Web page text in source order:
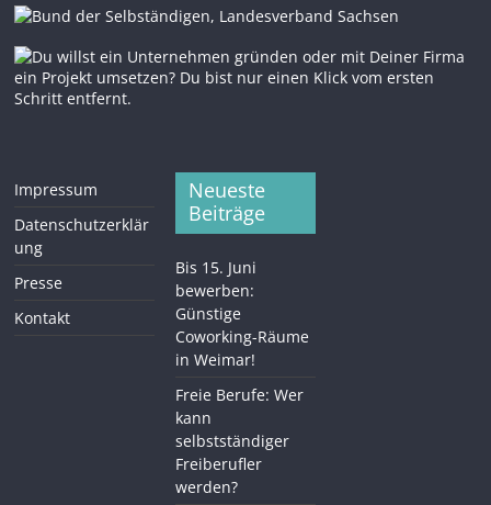
Impressum
Datenschutzerklär
ung
Presse
Kontakt
Neueste
Beiträge
Bis 15. Juni
bewerben:
Günstige
Coworking-Räume
in Weimar!
Freie Berufe: Wer
kann
selbstständiger
Freiberufler
werden?